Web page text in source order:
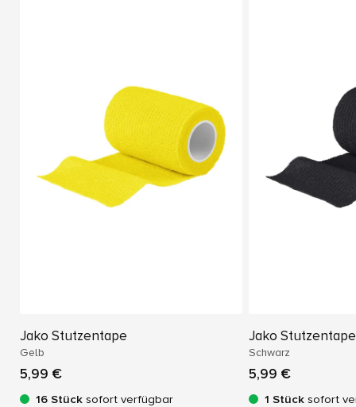
Jako Stutzentape
Gelb
5,99 €
16 Stück sofort verfügbar
Jako Stutzentape
Schwarz
5,99 €
1 Stück sofort